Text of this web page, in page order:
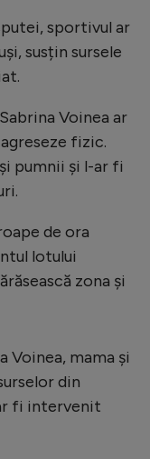
sportivul ar
susțin sursele
Voinea ar
fizic.
pumnii și l-ar fi
de ora
lotului
zona și
Voinea, mama și
din
fi intervenit